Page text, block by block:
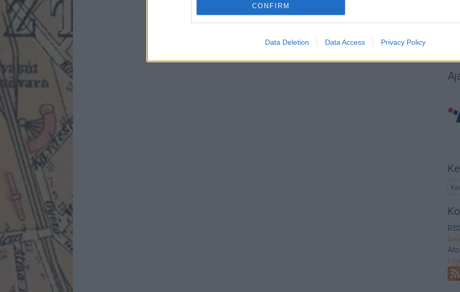
authentication functionality and fraud prevention, and other user protection.
CONFIRM
Data Deletion Data Access Privacy Policy